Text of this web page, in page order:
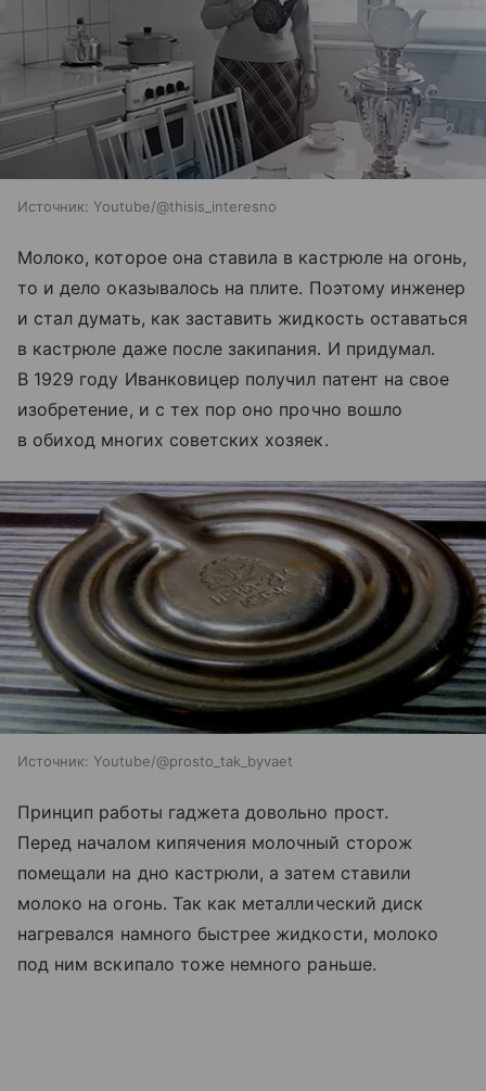
Источник: Youtube/@thisis_interesno
Молоко, которое она ставила в кастрюле на огонь,
то и дело оказывалось на плите. Поэтому инженер
и стал думать, как заставить жидкость оставаться
в кастрюле даже после закипания. И придумал.
В 1929 году Иванковицер получил патент на свое
изобретение, и с тех пор оно прочно вошло
в обиход многих советских хозяек.
Источник: Youtube/@prosto_tak_byvaet
Принцип работы гаджета довольно прост.
Перед началом кипячения молочный сторож
помещали на дно кастрюли, а затем ставили
молоко на огонь. Так как металлический диск
нагревался намного быстрее жидкости, молоко
под ним вскипало тоже немного раньше.